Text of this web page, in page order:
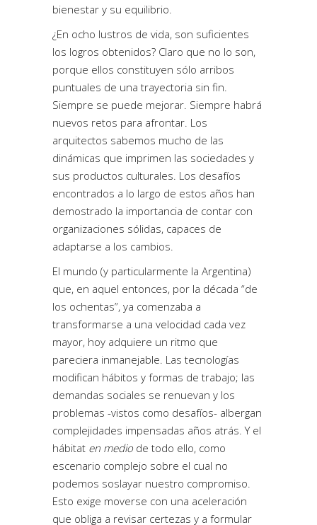
bienestar y su equilibrio.
¿En ocho lustros de vida, son suficientes
los logros obtenidos? Claro que no lo son,
porque ellos constituyen sólo arribos
puntuales de una trayectoria sin fin.
Siempre se puede mejorar. Siempre habrá
nuevos retos para afrontar. Los
arquitectos sabemos mucho de las
dinámicas que imprimen las sociedades y
sus productos culturales. Los desafíos
encontrados a lo largo de estos años han
demostrado la importancia de contar con
organizaciones sólidas, capaces de
adaptarse a los cambios.
El mundo (y particularmente la Argentina)
que, en aquel entonces, por la década “de
los ochentas”, ya comenzaba a
transformarse a una velocidad cada vez
mayor, hoy adquiere un ritmo que
pareciera inmanejable. Las tecnologías
modifican hábitos y formas de trabajo; las
demandas sociales se renuevan y los
problemas -vistos como desafíos- albergan
complejidades impensadas años atrás. Y el
hábitat en medio de todo ello, como
escenario complejo sobre el cual no
podemos soslayar nuestro compromiso.
Esto exige moverse con una aceleración
que obliga a revisar certezas y a formular